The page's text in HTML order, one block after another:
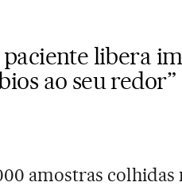
paciente libera
ao seu redor”
amostras